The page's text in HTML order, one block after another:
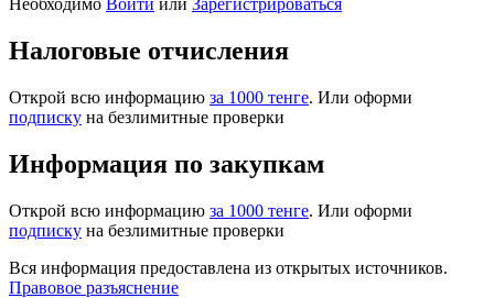
Необходимо Войти или Зарегистрироваться
Налоговые отчисления
Открой всю информацию за 1000 тенге. Или оформи
подписку на безлимитные проверки
Информация по закупкам
Открой всю информацию за 1000 тенге. Или оформи
подписку на безлимитные проверки
Вся информация предоставлена из открытых источников.
Правовое разъяснение